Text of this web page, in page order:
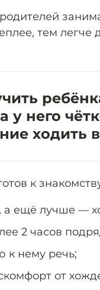
тем легче
у него
ходить в
к
а ещё лучше —
2 часов
к нему речь;
от